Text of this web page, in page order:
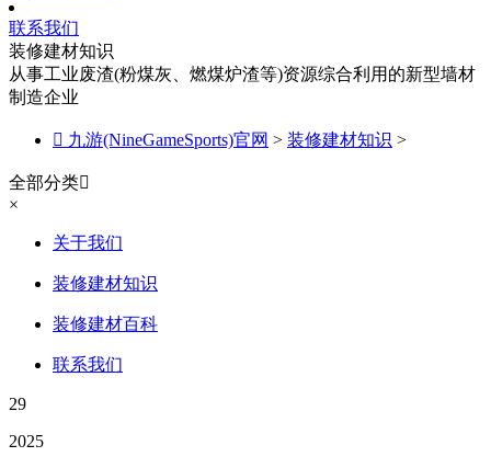
联系我们
装修建材知识
从事工业废渣(粉煤灰、燃煤炉渣等)资源综合利用的新型墙材
制造企业
 九游(NineGameSports)官网 > 装修建材知识 >
全部分类
×
关于我们
装修建材知识
装修建材百科
联系我们
29
2025